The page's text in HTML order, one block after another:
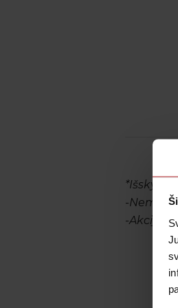
-
-Akcijos